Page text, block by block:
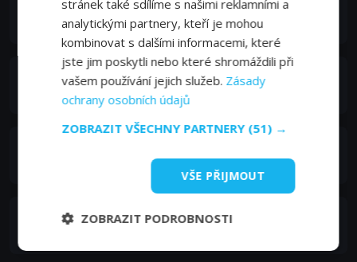
James Higuchi
Dave the Elf
Gabe Khouth
Skip the Elf
Tom Carey
stránek také sdílíme s našimi reklamními a
analytickými partnery, kteří je mohou
kombinovat s dalšími informacemi, které
jste jim poskytli nebo které shromáždili při
vašem používání jejich služeb. Zásady
ochrany osobních údajů
ZOBRAZIT VŠECHNY PARTNERY (51) →
VŠE PŘIJMOUT
ZOBRAZIT PODROBNOSTI